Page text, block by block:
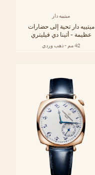
ميتييه دار
ميتييه دار تحية إلى حضارات
عظيمة - أثينا دي فيليتري
42 مم - ذهب وردي